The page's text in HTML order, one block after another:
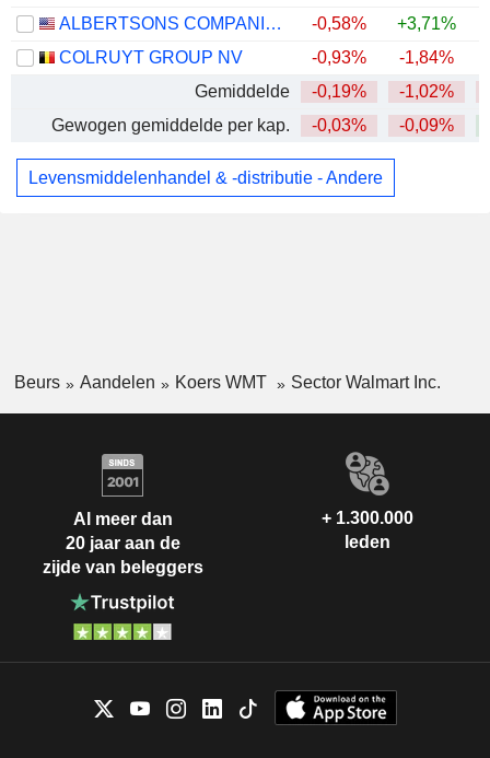
ALBERTSONS COMPANIES, INC.
-0,58% +3,71%
COLRUYT GROUP NV
-0,93% -1,84%
Gemiddelde
-0,19% -1,02%
Gewogen gemiddelde per kap.
-0,03% -0,09%
Levensmiddelenhandel & -distributie - Andere
Beurs Aandelen Koers WMT Sector Walmart Inc.
Al meer dan
20 jaar aan de
zijde van beleggers
+ 1.300.000
leden